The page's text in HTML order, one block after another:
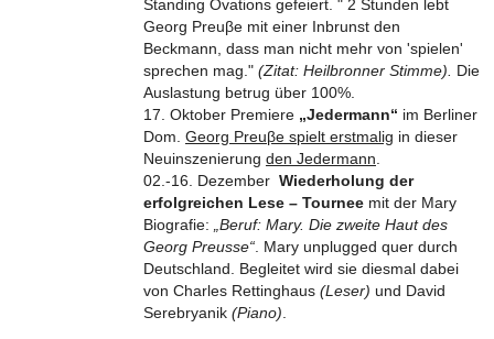
Standing Ovations gefeiert. " 2 Stunden lebt
Georg Preuβe mit einer Inbrunst den
Beckmann, dass man nicht mehr von 'spielen'
sprechen mag." (Zitat: Heilbronner Stimme).
Die
Auslastung betrug über 100%.
17. Oktober Premiere „Jedermann“ im Berliner
Dom. Georg Preuβe spielt erstmalig in dieser
Neuinszenierung den Jedermann
02.-16. Dezember Wiederholung der
erfolgreichen Lese – Tournee mit der Mary
Biografie:
„Beruf: Mary. Die zweite Haut des
Georg Preusse“ . Mary unplugged quer durch
Deutschland. Begleitet wird sie diesmal dabei
von Charles Rettinghaus (Leser) und David
Serebryanik (Piano)